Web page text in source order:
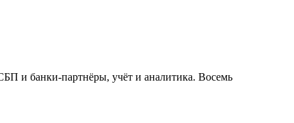
и банки-партнёры, учёт и аналитика. Восемь